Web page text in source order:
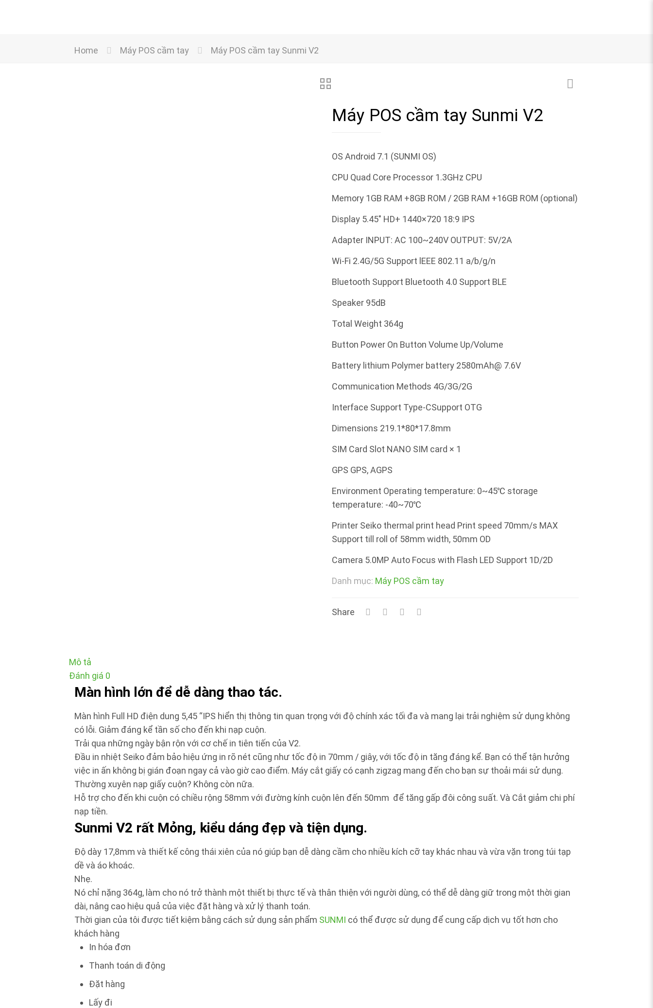
Home Máy POS cầm tay Máy POS cầm tay Sunmi V2
Máy POS cầm tay Sunmi V2
OS Android 7.1 (SUNMI OS)
CPU Quad Core Processor 1.3GHz CPU
Memory 1GB RAM +8GB ROM / 2GB RAM +16GB ROM (optional)
Display 5.45″ HD+ 1440×720 18:9 IPS
Adapter INPUT: AC 100~240V OUTPUT: 5V/2A
Wi-Fi 2.4G/5G Support lEEE 802.11 a/b/g/n
Bluetooth Support Bluetooth 4.0 Support BLE
Speaker 95dB
Total Weight 364g
Button Power On Button Volume Up/Volume
Battery lithium Polymer battery 2580mAh@ 7.6V
Communication Methods 4G/3G/2G
Interface Support Type-CSupport OTG
Dimensions 219.1*80*17.8mm
SIM Card Slot NANO SIM card × 1
GPS GPS, AGPS
Environment Operating temperature: 0~45℃ storage
temperature: -40~70℃
Printer Seiko thermal print head Print speed 70mm/s MAX
Support till roll of 58mm width, 50mm OD
Camera 5.0MP Auto Focus with Flash LED Support 1D/2D
Danh mục: Máy POS cầm tay
Share
Mô tả
Đánh giá 0
Màn hình lớn để dễ dàng thao tác.
Màn hình Full HD điện dung 5,45 “IPS hiển thị thông tin quan trọng với độ chính xác tối đa và mang lại trải nghiệm sử dụng không
có lỗi. Giảm đáng kể tần số cho đến khi nạp cuộn.
Trải qua những ngày bận rộn với cơ chế in tiên tiến của V2.
Đầu in nhiệt Seiko đảm bảo hiệu ứng in rõ nét cũng như tốc độ in 70mm / giây, với tốc độ in tăng đáng kể. Bạn có thể tận hưởng
việc in ấn không bị gián đoạn ngay cả vào giờ cao điểm. Máy cắt giấy có cạnh zigzag mang đến cho bạn sự thoải mái sử dụng.
Thường xuyên nạp giấy cuộn? Không còn nữa.
Hỗ trợ cho đến khi cuộn có chiều rộng 58mm với đường kính cuộn lên đến 50mm để tăng gấp đôi công suất. Và Cắt giảm chi phí
nạp tiền.
Sunmi V2 rất Mỏng, kiểu dáng đẹp và tiện dụng.
Độ dày 17,8mm và thiết kế công thái xiên của nó giúp bạn dễ dàng cầm cho nhiều kích cỡ tay khác nhau và vừa vặn trong túi tạp
dề và áo khoác.
Nhẹ.
Nó chỉ nặng 364g, làm cho nó trở thành một thiết bị thực tế và thân thiện với người dùng, có thể dễ dàng giữ trong một thời gian
dài, nâng cao hiệu quả của việc đặt hàng và xử lý thanh toán.
Thời gian của tôi được tiết kiệm bằng cách sử dụng sản phẩm SUNMI có thể được sử dụng để cung cấp dịch vụ tốt hơn cho
khách hàng
In hóa đơn
Thanh toán di động
Đặt hàng
Lấy đi